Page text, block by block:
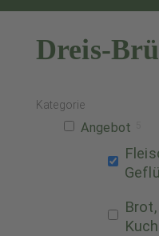
Dreis-
Kategorie
Angebot